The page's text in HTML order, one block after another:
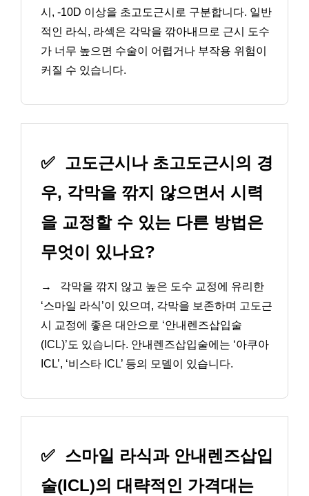
시, -10D 이상을 초고도근시로 구분합니다. 일반
적인 라식, 라섹은 각막을 깎아내므로 근시 도수
가 너무 높으면 수술이 어렵거나 부작용 위험이
커질 수 있습니다.
✅ 고도근시나 초고도근시의 경
우, 각막을 깎지 않으면서 시력
을 교정할 수 있는 다른 방법은
무엇이 있나요?
→
각막을 깎지 않고 높은 도수 교정에 유리한
‘스마일 라식’이 있으며, 각막을 보존하며 고도근
시 교정에 좋은 대안으로 ‘안내렌즈삽입술
(ICL)’도 있습니다. 안내렌즈삽입술에는 ‘아쿠아
ICL’, ‘비스타 ICL’ 등의 모델이 있습니다.
✅ 스마일 라식과 안내렌즈삽입
술(ICL)의 대략적인 가격대는